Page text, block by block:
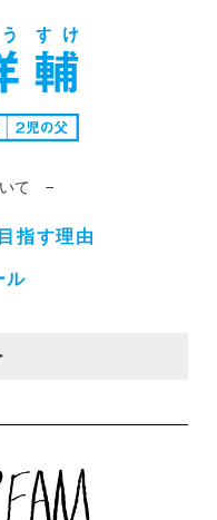
て −
指す理由
ル